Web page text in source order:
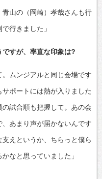
青山の（岡崎）孝哉さんも行
行きました」
すが、率直な印象は?
。ムンジアルと同じ会場です
ポートには熱が入りました
試合順も把握して。あの会
あまり声が届かないんです
えというか、ちらっと僕ら
なと思っていました」